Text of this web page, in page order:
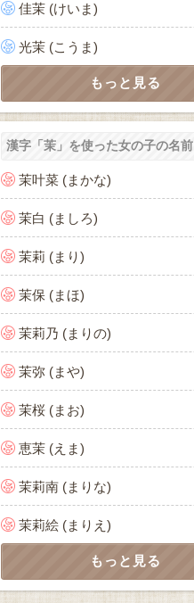
佳茉 (けいま)
光茉 (こうま)
漢字「茉」を使った女の子の名前
茉叶菜 (まかな)
茉白 (ましろ)
茉莉 (まり)
茉保 (まほ)
茉莉乃 (まりの)
茉弥 (まや)
茉桜 (まお)
恵茉 (えま)
茉莉南 (まりな)
茉莉絵 (まりえ)